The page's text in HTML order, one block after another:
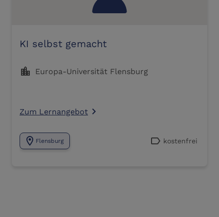
KI selbst gemacht
location_city Europa-Universität Flensburg
Zum Lernangebot navigate_next
location_on Flensburg label kostenfrei